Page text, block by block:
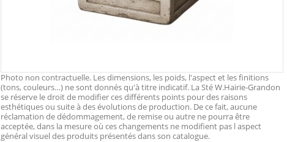
Photo non contractuelle. Les dimensions, les poids, l'aspect et les finitions
(tons, couleurs…) ne sont donnés qu'à titre indicatif. La Sté W.Hairie-Grandon
se réserve le droit de modifier ces différents points pour des raisons
esthétiques ou suite à des évolutions de production. De ce fait, aucune
réclamation de dédommagement, de remise ou autre ne pourra être
acceptée, dans la mesure où ces changements ne modifient pas l aspect
général visuel des produits présentés dans son catalogue.